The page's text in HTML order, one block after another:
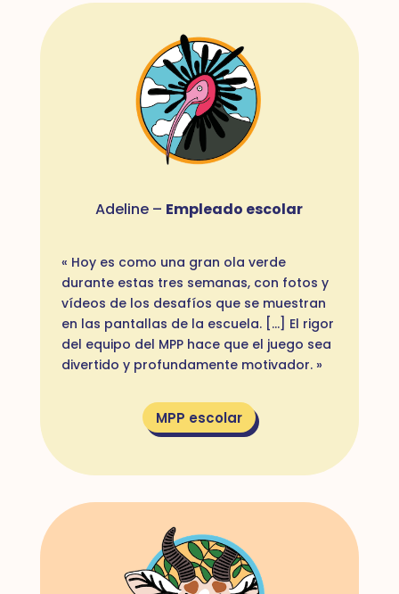
Adeline – Empleado escolar
« Hoy es como una gran ola verde
durante estas tres semanas, con fotos y
vídeos de los desafíos que se muestran
en las pantallas de la escuela. [...] El rigor
del equipo del MPP hace que el juego sea
divertido y profundamente motivador. »
MPP escolar